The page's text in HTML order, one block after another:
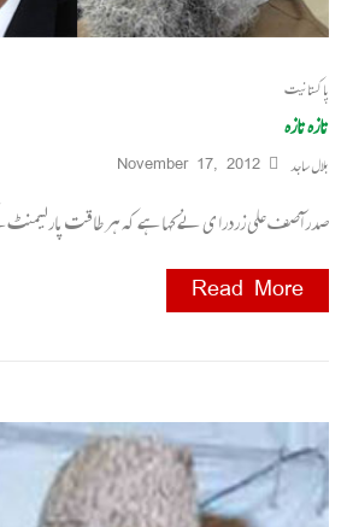
پاکستانیت
تازہ تازہ
بلال ساجد November 17, 2012
صدر آصف علی زردرا ی نے کہا ہے کہ ہر طاقت پارلیمنٹ
Read More